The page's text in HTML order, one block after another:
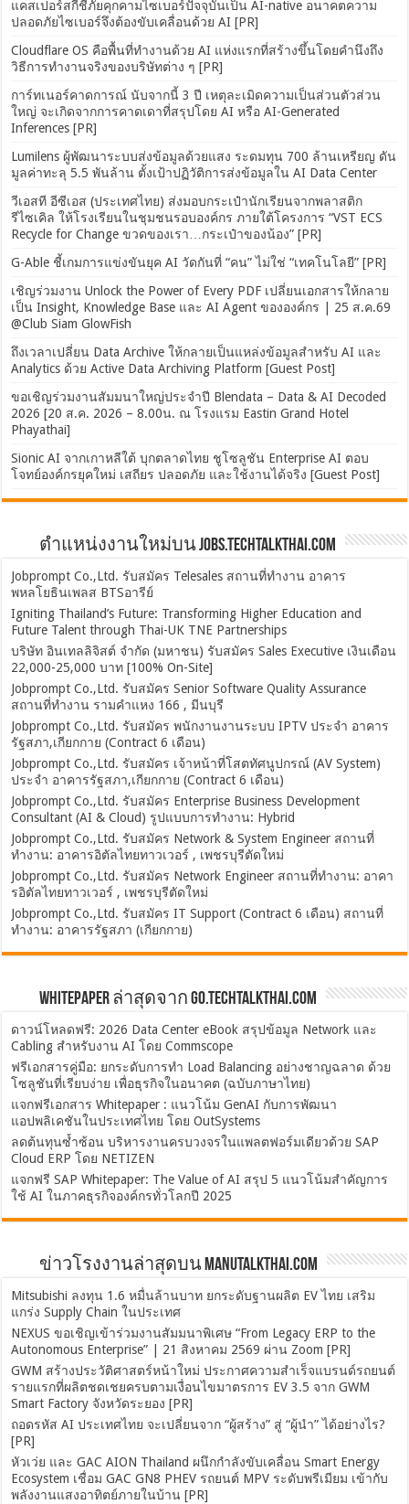
แคสเปอร์สกี้ชี้ภัยคุกคามไซเบอร์ปัจจุบันเป็น AI-native อนาคตความ
ปลอดภัยไซเบอร์จึงต้องขับเคลื่อนด้วย AI [PR]
Cloudflare OS คือพื้นที่ทำงานด้วย AI แห่งแรกที่สร้างขึ้นโดยคำนึงถึง
วิธีการทำงานจริงของบริษัทต่าง ๆ [PR]
การ์ทเนอร์คาดการณ์ นับจากนี้ 3 ปี เหตุละเมิดความเป็นส่วนตัวส่วน
ใหญ่ จะเกิดจากการคาดเดาที่สรุปโดย AI หรือ AI-Generated
Inferences [PR]
Lumilens ผู้พัฒนาระบบส่งข้อมูลด้วยแสง ระดมทุน 700 ล้านเหรียญ ดัน
มูลค่าทะลุ 5.5 พันล้าน ตั้งเป้าปฏิวัติการส่งข้อมูลใน AI Data Center
วีเอสที อีซีเอส (ประเทศไทย) ส่งมอบกระเป๋านักเรียนจากพลาสติก
รีไซเคิล ให้โรงเรียนในชุมชนรอบองค์กร ภายใต้โครงการ “VST ECS
Recycle for Change ขวดของเรา…กระเป๋าของน้อง” [PR]
G-Able ชี้เกมการแข่งขันยุค AI วัดกันที่ “คน” ไม่ใช่ “เทคโนโลยี” [PR]
เชิญร่วมงาน Unlock the Power of Every PDF เปลี่ยนเอกสารให้กลาย
เป็น Insight, Knowledge Base และ AI Agent ขององค์กร | 25 ส.ค.69
@Club Siam GlowFish
ถึงเวลาเปลี่ยน Data Archive ให้กลายเป็นแหล่งข้อมูลสำหรับ AI และ
Analytics ด้วย Active Data Archiving Platform [Guest Post]
ขอเชิญร่วมงานสัมมนาใหญ่ประจำปี Blendata – Data & AI Decoded
2026 [20 ส.ค. 2026 – 8.00น. ณ โรงแรม Eastin Grand Hotel
Phayathai]
Sionic AI จากเกาหลีใต้ บุกตลาดไทย ชูโซลูชัน Enterprise AI ตอบ
โจทย์องค์กรยุคใหม่ เสถียร ปลอดภัย และใช้งานได้จริง [Guest Post]
ตำแหน่งงานใหม่บน Jobs.TechTalkThai.com
Jobprompt Co.,Ltd. รับสมัคร Telesales สถานที่ทำงาน อาคาร
พหลโยธินเพลส BTSอารีย์
Igniting Thailand’s Future: Transforming Higher Education and
Future Talent through Thai-UK TNE Partnerships
บริษัท อินเทลลิจิสต์ จำกัด (มหาชน) รับสมัคร Sales Executive เงินเดือน
22,000-25,000 บาท [100% On-Site]
Jobprompt Co.,Ltd. รับสมัคร Senior Software Quality Assurance
สถานที่ทำงาน รามคำแหง 166 , มีนบุรี
Jobprompt Co.,Ltd. รับสมัคร พนักงานงานระบบ IPTV ประจำ อาคาร
รัฐสภา,เกียกกาย (Contract 6 เดือน)
Jobprompt Co.,Ltd. รับสมัคร เจ้าหน้าที่โสตทัศนูปกรณ์ (AV System)
ประจำ อาคารรัฐสภา,เกียกกาย (Contract 6 เดือน)
Jobprompt Co.,Ltd. รับสมัคร Enterprise Business Development
Consultant (AI & Cloud) รูปแบบการทำงาน: Hybrid
Jobprompt Co.,Ltd. รับสมัคร Network & System Engineer สถานที่
ทำงาน: อาคารอิตัลไทยทาวเวอร์ , เพชรบุรีตัดใหม่
Jobprompt Co.,Ltd. รับสมัคร Network Engineer สถานที่ทำงาน: อาคา
รอิตัลไทยทาวเวอร์ , เพชรบุรีตัดใหม่
Jobprompt Co.,Ltd. รับสมัคร IT Support (Contract 6 เดือน) สถานที่
ทำงาน: อาคารรัฐสภา (เกียกกาย)
Whitepaper ล่าสุดจาก Go.TechTalkThai.com
ดาวน์โหลดฟรี: 2026 Data Center eBook สรุปข้อมูล Network และ
Cabling สำหรับงาน AI โดย Commscope
ฟรีเอกสารคู่มือ: ยกระดับการทำ Load Balancing อย่างชาญฉลาด ด้วย
โซลูชันที่เรียบง่าย เพื่อธุรกิจในอนาคต (ฉบับภาษาไทย)
แจกฟรีเอกสาร Whitepaper : แนวโน้ม GenAI กับการพัฒนา
แอปพลิเคชันในประเทศไทย โดย OutSystems
ลดต้นทุนซ้ำซ้อน บริหารงานครบวงจรในแพลตฟอร์มเดียวด้วย SAP
Cloud ERP โดย NETIZEN
แจกฟรี SAP Whitepaper: The Value of AI สรุป 5 แนวโน้มสำคัญการ
ใช้ AI ในภาคธุรกิจองค์กรทั่วโลกปี 2025
ข่าวโรงงานล่าสุดบน ManuTalkThai.com
Mitsubishi ลงทุน 1.6 หมื่นล้านบาท ยกระดับฐานผลิต EV ไทย เสริม
แกร่ง Supply Chain ในประเทศ
NEXUS ขอเชิญเข้าร่วมงานสัมมนาพิเศษ “From Legacy ERP to the
Autonomous Enterprise” | 21 สิงหาคม 2569 ผ่าน Zoom [PR]
GWM สร้างประวัติศาสตร์หน้าใหม่ ประกาศความสำเร็จแบรนด์รถยนต์
รายแรกที่ผลิตชดเชยครบตามเงื่อนไขมาตรการ EV 3.5 จาก GWM
Smart Factory จังหวัดระยอง [PR]
ถอดรหัส AI ประเทศไทย จะเปลี่ยนจาก “ผู้สร้าง” สู่ “ผู้นำ” ได้อย่างไร?
[PR]
หัวเว่ย และ GAC AION Thailand ผนึกกำลังขับเคลื่อน Smart Energy
Ecosystem เชื่อม GAC GN8 PHEV รถยนต์ MPV ระดับพรีเมียม เข้ากับ
พลังงานแสงอาทิตย์ภายในบ้าน [PR]